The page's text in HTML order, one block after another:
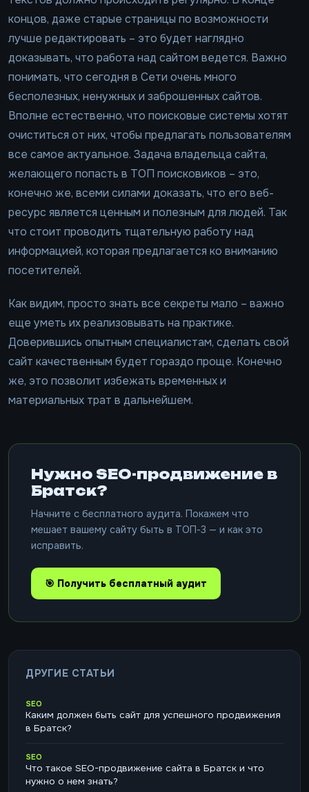
концов, даже старые страницы по возможности
лучше редактировать – это будет наглядно
доказывать, что работа над сайтом ведется. Важно
понимать, что сегодня в Сети очень много
бесполезных, ненужных и заброшенных сайтов.
Вполне естественно, что поисковые системы хотят
очиститься от них, чтобы предлагать пользователям
все самое актуальное. Задача владельца сайта,
желающего попасть в ТОП поисковиков – это,
конечно же, всеми силами доказать, что его веб-
ресурс является ценным и полезным для людей. Так
что стоит проводить тщательную работу над
информацией, которая предлагается ко вниманию
посетителей.
Как видим, просто знать все секреты мало – важно
еще уметь их реализовывать на практике.
Доверившись опытным специалистам, сделать свой
сайт качественным будет гораздо проще. Конечно
же, это позволит избежать временных и
материальных трат в дальнейшем.
Нужно SEO-продвижение в
Братск?
Начните с бесплатного аудита. Покажем что
мешает вашему сайту быть в ТОП-3 — и как это
исправить.
🎯 Получить бесплатный аудит
ДРУГИЕ СТАТЬИ
SEO
Каким должен быть сайт для успешного продвижения
в Братск?
SEO
Что такое SEO-продвижение сайта в Братск и что
нужно о нем знать?